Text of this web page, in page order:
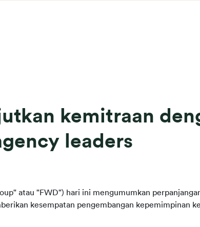
kemitraan
leaders
atau "FWD") hari ini mengumumkan